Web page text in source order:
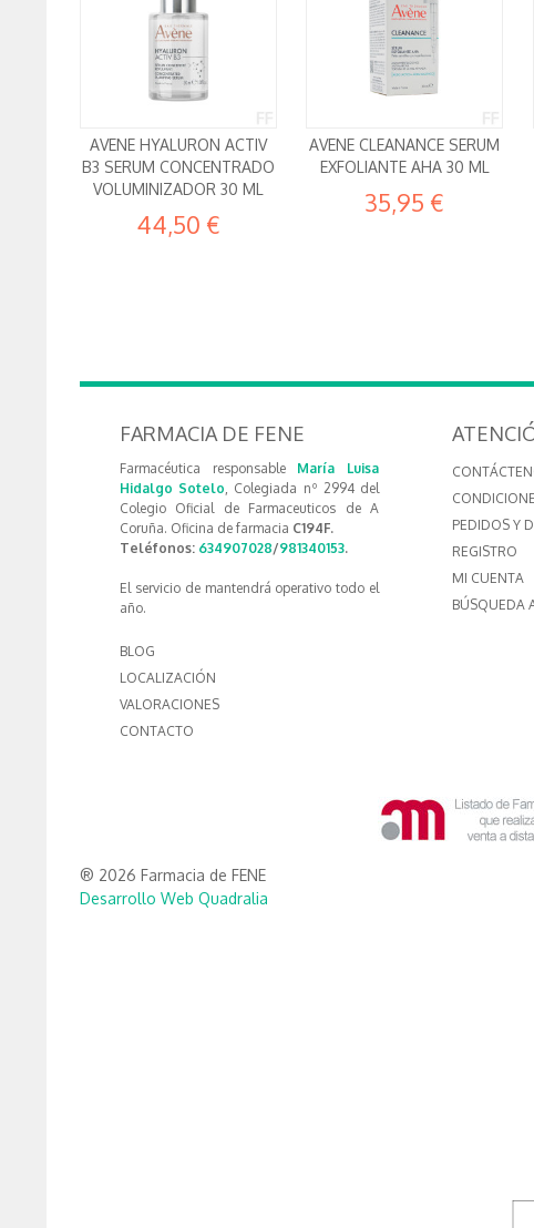
AVENE HYALURON ACTIV
B3 SERUM CONCENTRADO
VOLUMINIZADOR 30 ML
44,50 €
AVENE CLEANANCE SERUM
EXFOLIANTE AHA 30 ML
35,95 €
FARMACIA DE FENE
Farmacéutica responsable María Luisa
Hidalgo Sotelo, Colegiada nº 2994 del
Colegio Oficial de Farmaceuticos de A
Coruña. Oficina de farmacia C194F.
Teléfonos: 634907028/981340153.
El servicio de mantendrá operativo todo el
año.
BLOG
LOCALIZACIÓN
VALORACIONES
CONTACTO
PEDIDOS Y
REGISTRO
MI CUENTA
BÚSQUEDA
® 2026 Farmacia de FENE
Desarrollo Web Quadralia